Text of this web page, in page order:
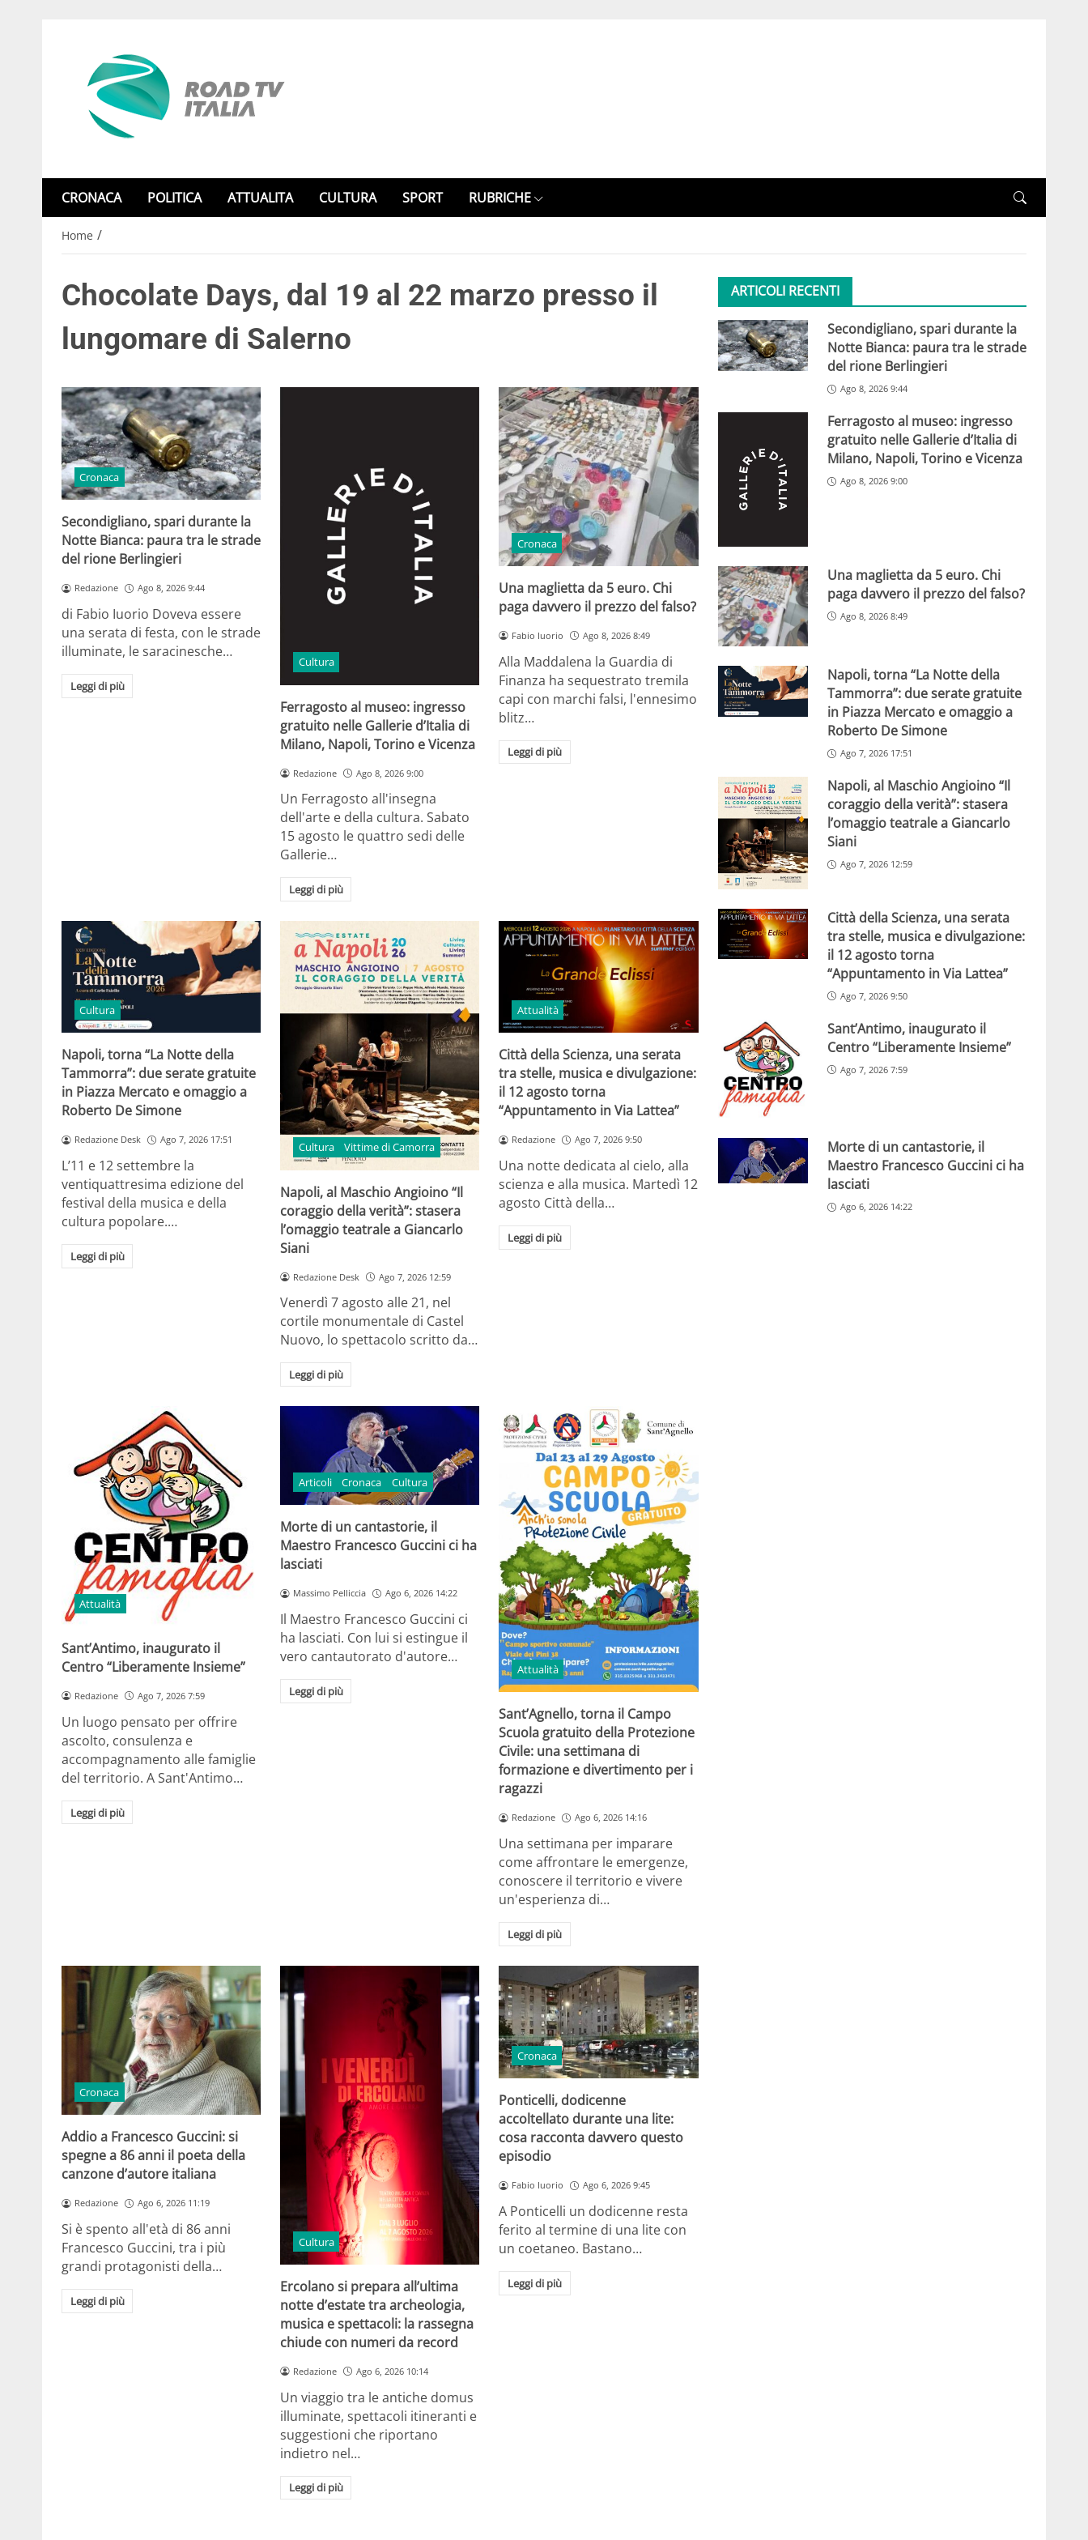
CRONACA POLITICA ATTUALITA CULTURA SPORT RUBRICHE
Home /
Chocolate Days, dal 19 al 22 marzo presso il
lungomare di Salerno
Cronaca
Secondigliano, spari durante la
Notte Bianca: paura tra le strade
del rione Berlingieri
Redazione Ago 8, 2026 9:44
di Fabio Iuorio Doveva essere
una serata di festa, con le strade
illuminate, le saracinesche…
Leggi di più
Cultura
Ferragosto al museo: ingresso
gratuito nelle Gallerie d’Italia di
Milano, Napoli, Torino e Vicenza
Redazione Ago 8, 2026 9:00
Un Ferragosto all'insegna
dell'arte e della cultura. Sabato
15 agosto le quattro sedi delle
Gallerie…
Leggi di più
Cronaca
Una maglietta da 5 euro. Chi
paga davvero il prezzo del falso?
Fabio Iuorio Ago 8, 2026 8:49
Alla Maddalena la Guardia di
Finanza ha sequestrato tremila
capi con marchi falsi, l'ennesimo
blitz…
Leggi di più
Cultura
Napoli, torna “La Notte della
Tammorra”: due serate gratuite
in Piazza Mercato e omaggio a
Roberto De Simone
Redazione Desk Ago 7, 2026 17:51
L’11 e 12 settembre la
ventiquattresima edizione del
festival della musica e della
cultura popolare.…
Leggi di più
Cultura Vittime di Camorra
Napoli, al Maschio Angioino “Il
coraggio della verità”: stasera
l’omaggio teatrale a Giancarlo
Siani
Redazione Desk Ago 7, 2026 12:59
Venerdì 7 agosto alle 21, nel
cortile monumentale di Castel
Nuovo, lo spettacolo scritto da…
Leggi di più
Attualità
Città della Scienza, una serata
tra stelle, musica e divulgazione:
il 12 agosto torna
“Appuntamento in Via Lattea”
Redazione Ago 7, 2026 9:50
Una notte dedicata al cielo, alla
scienza e alla musica. Martedì 12
agosto Città della…
Leggi di più
Attualità
Sant’Antimo, inaugurato il
Centro “Liberamente Insieme”
Redazione Ago 7, 2026 7:59
Un luogo pensato per offrire
ascolto, consulenza e
accompagnamento alle famiglie
del territorio. A Sant'Antimo…
Leggi di più
Articoli Cronaca Cultura
Morte di un cantastorie, il
Maestro Francesco Guccini ci ha
lasciati
Massimo Pelliccia Ago 6, 2026 14:22
Il Maestro Francesco Guccini ci
ha lasciati. Con lui si estingue il
vero cantautorato d'autore…
Leggi di più
Attualità
Sant’Agnello, torna il Campo
Scuola gratuito della Protezione
Civile: una settimana di
formazione e divertimento per i
ragazzi
Redazione Ago 6, 2026 14:16
Una settimana per imparare
come affrontare le emergenze,
conoscere il territorio e vivere
un'esperienza di…
Leggi di più
Cronaca
Addio a Francesco Guccini: si
spegne a 86 anni il poeta della
canzone d’autore italiana
Redazione Ago 6, 2026 11:19
Si è spento all'età di 86 anni
Francesco Guccini, tra i più
grandi protagonisti della…
Leggi di più
Cultura
Ercolano si prepara all’ultima
notte d’estate tra archeologia,
musica e spettacoli: la rassegna
chiude con numeri da record
Redazione Ago 6, 2026 10:14
Un viaggio tra le antiche domus
illuminate, spettacoli itineranti e
suggestioni che riportano
indietro nel…
Leggi di più
Cronaca
Ponticelli, dodicenne
accoltellato durante una lite:
cosa racconta davvero questo
episodio
Fabio Iuorio Ago 6, 2026 9:45
A Ponticelli un dodicenne resta
ferito al termine di una lite con
un coetaneo. Bastano…
Leggi di più
ARTICOLI RECENTI
Secondigliano, spari durante la
Notte Bianca: paura tra le strade
del rione Berlingieri
Ago 8, 2026 9:44
Ferragosto al museo: ingresso
gratuito nelle Gallerie d’Italia di
Milano, Napoli, Torino e Vicenza
Ago 8, 2026 9:00
Una maglietta da 5 euro. Chi
paga davvero il prezzo del falso?
Ago 8, 2026 8:49
Napoli, torna “La Notte della
Tammorra”: due serate gratuite
in Piazza Mercato e omaggio a
Roberto De Simone
Ago 7, 2026 17:51
Napoli, al Maschio Angioino “Il
coraggio della verità”: stasera
l’omaggio teatrale a Giancarlo
Siani
Ago 7, 2026 12:59
Città della Scienza, una serata
tra stelle, musica e divulgazione:
il 12 agosto torna
“Appuntamento in Via Lattea”
Ago 7, 2026 9:50
Sant’Antimo, inaugurato il
Centro “Liberamente Insieme”
Ago 7, 2026 7:59
Morte di un cantastorie, il
Maestro Francesco Guccini ci ha
lasciati
Ago 6, 2026 14:22